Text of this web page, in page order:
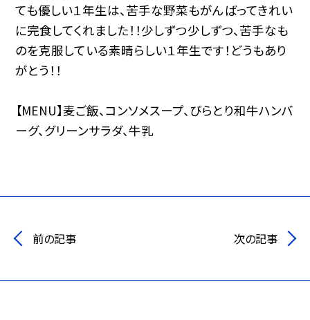
ても優しい１年生は、苦手な野菜もがんばってきれい
に完食してくれました！！少しずつ少しずつ、苦手なも
のを克服している素晴らしい１年生です！どうもあり
がとう！！
【MENU】麦ご飯、コンソメスープ、びらとり和牛ハンバ
ーグ、グリーンサラダ、牛乳
前の記事 次の記事